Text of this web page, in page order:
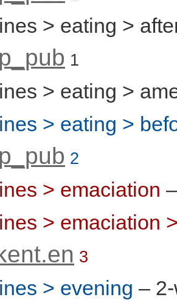
> eating >
1
> eating >
> eating >
2
> emaciation
> emaciation
3
> evening –